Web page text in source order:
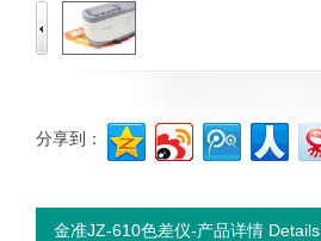
分享到：
金准JZ-610色差仪-产品详情 Details